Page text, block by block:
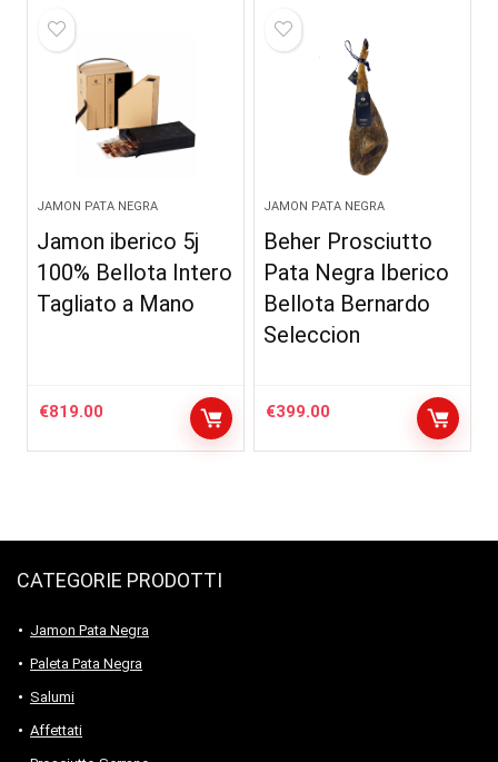
JAMON PATA NEGRA
Jamon iberico 5j
100% Bellota Intero
Tagliato a Mano
€819.00
JAMON PATA NEGRA
Beher Prosciutto
Pata Negra Iberico
Bellota Bernardo
Seleccion
€399.00
CATEGORIE PRODOTTI
Jamon Pata Negra
Paleta Pata Negra
Salumi
Affettati